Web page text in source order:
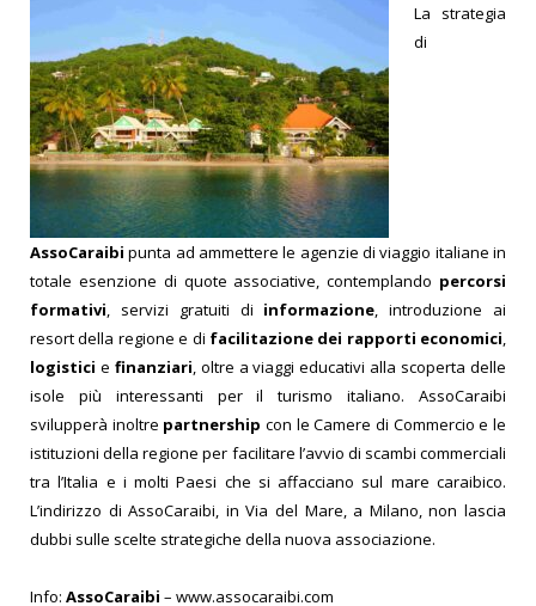
La strategia
di
AssoCaraibi punta ad ammettere le agenzie di viaggio italiane in
totale esenzione di quote associative, contemplando percorsi
formativi, servizi gratuiti di informazione, introduzione ai
resort della regione e di facilitazione dei rapporti economici,
logistici e finanziari, oltre a viaggi educativi alla scoperta delle
isole più interessanti per il turismo italiano. AssoCaraibi
svilupperà inoltre partnership con le Camere di Commercio e le
istituzioni della regione per facilitare l’avvio di scambi commerciali
tra l’Italia e i molti Paesi che si affacciano sul mare caraibico.
L’indirizzo di AssoCaraibi, in Via del Mare, a Milano, non lascia
dubbi sulle scelte strategiche della nuova associazione.
Info: AssoCaraibi – www.assocaraibi.com